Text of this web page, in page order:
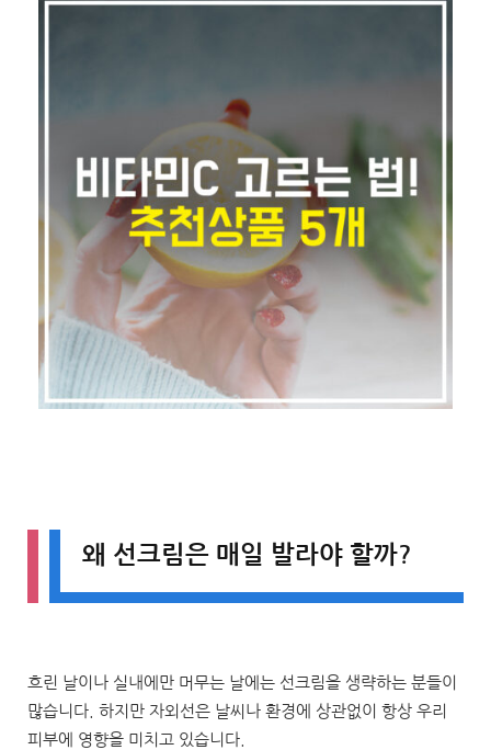
왜 선크림은 매일 발라야 할까?
흐린 날이나 실내에만 머무는 날에는 선크림을 생략하는 분들이
많습니다. 하지만 자외선은 날씨나 환경에 상관없이 항상 우리
피부에 영향을 미치고 있습니다.